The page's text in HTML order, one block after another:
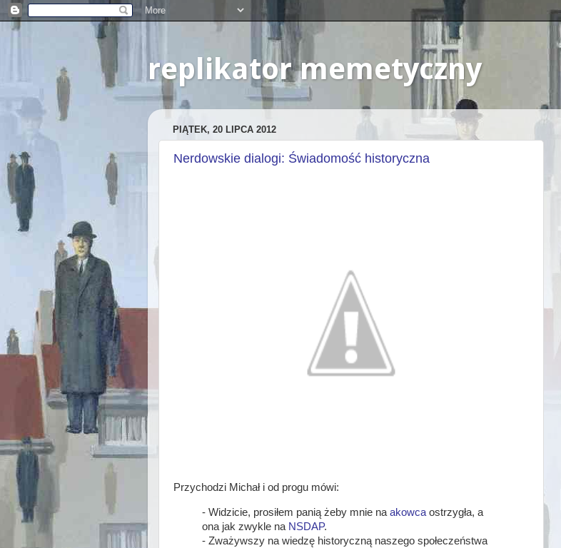
replikator memetyczny
PIĄTEK, 20 LIPCA 2012
Nerdowskie dialogi: Świadomość historyczna
Przychodzi Michał i od progu mówi:
- Widzicie, prosiłem panią żeby mnie na akowca ostrzygła, a
ona jak zwykle na NSDAP.
- Zważywszy na wiedzę historyczną naszego społeczeństwa